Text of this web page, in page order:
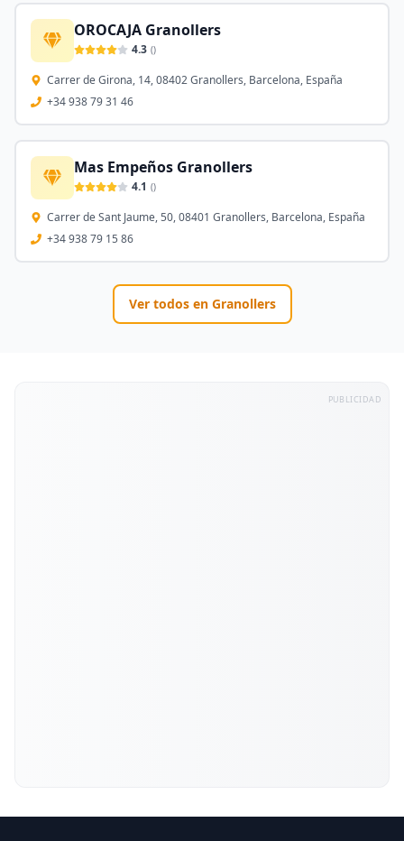
OROCAJA Granollers
4.3 ()
Carrer de Girona, 14, 08402 Granollers, Barcelona, España
+34 938 79 31 46
Mas Empeños Granollers
4.1 ()
Carrer de Sant Jaume, 50, 08401 Granollers, Barcelona, España
+34 938 79 15 86
Ver todos en Granollers
PUBLICIDAD